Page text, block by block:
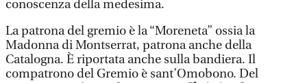
conoscenza della medesima.
La patrona del gremio è la “Moreneta” ossia la
Madonna di Montserrat, patrona anche della
Catalogna. È riportata anche sulla bandiera. Il
compatrono del Gremio è sant’Omobono. Del